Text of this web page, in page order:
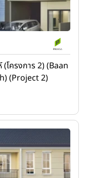
โครงการ 2) (Baan
(Project 2)